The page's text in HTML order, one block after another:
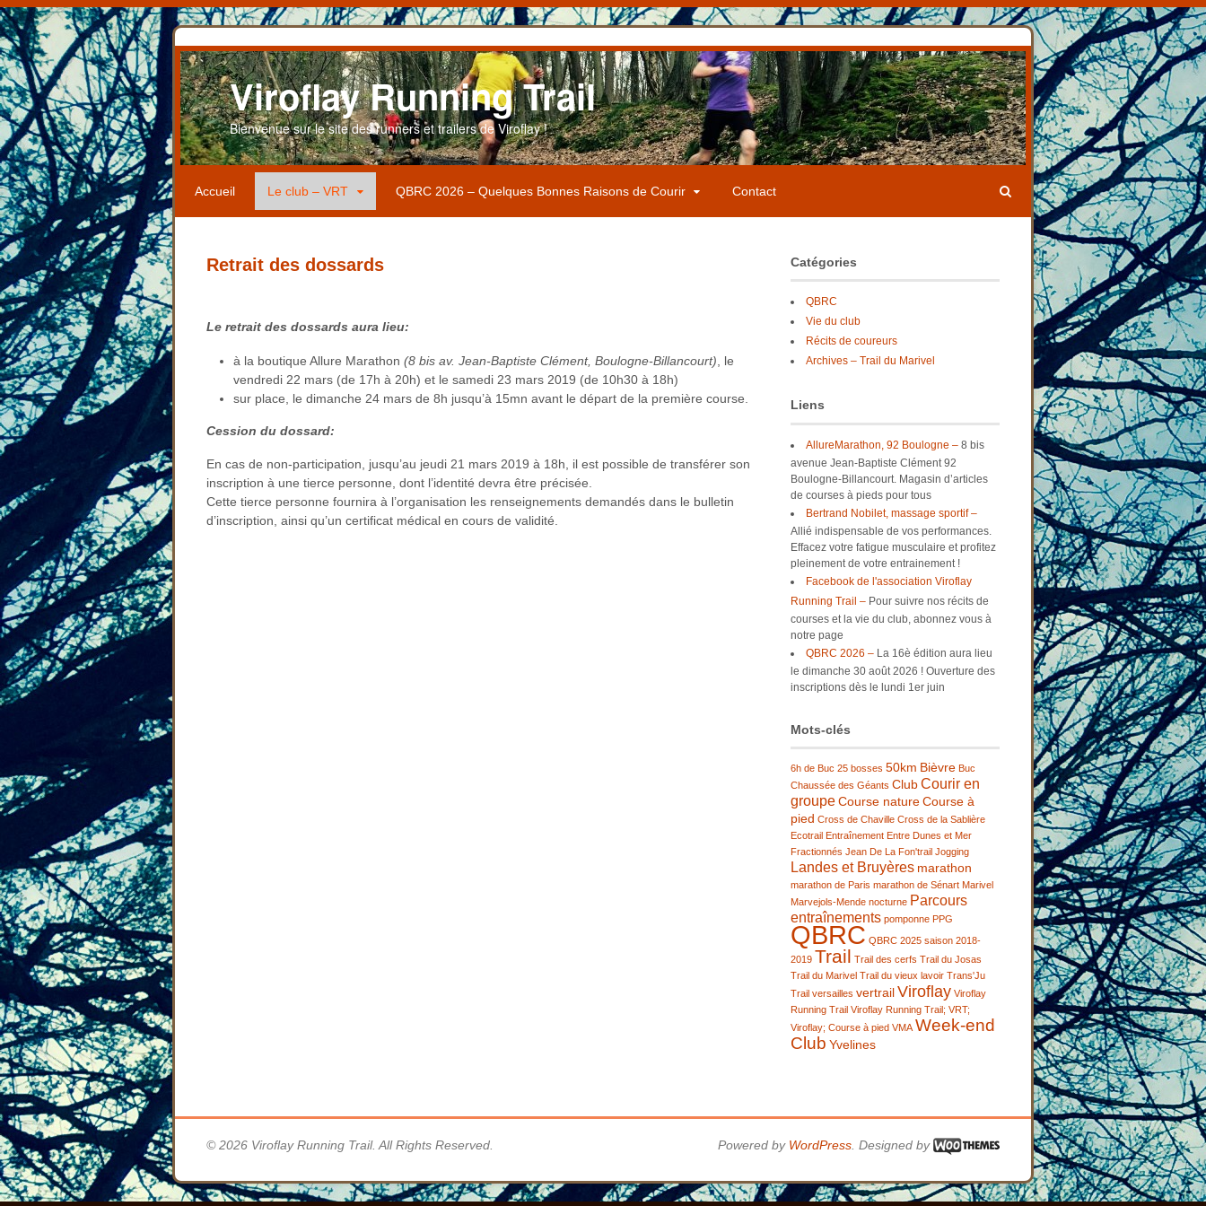
Viroflay Running Trail
Bienvenue sur le site des runners et trailers de Viroflay !
Accueil Le club – VRT QBRC 2026 – Quelques Bonnes Raisons de Courir Contact
Retrait des dossards
Le retrait des dossards aura lieu:
à la boutique Allure Marathon (8 bis av. Jean-Baptiste Clément, Boulogne-Billancourt) , le
vendredi 22 mars (de 17h à 20h) et le samedi 23 mars 2019 (de 10h30 à 18h)
sur place, le dimanche 24 mars de 8h jusqu’à 15mn avant le départ de la première course.
Cession du dossard:
En cas de non-participation, jusqu’au jeudi 21 mars 2019 à 18h, il est possible de transférer son
inscription à une tierce personne, dont l’identité devra être précisée.
Cette tierce personne fournira à l’organisation les renseignements demandés dans le bulletin
d’inscription, ainsi qu’un certificat médical en cours de validité.
Catégories
QBRC
Vie du club
Récits de coureurs
Archives – Trail du Marivel
Liens
AllureMarathon, 92 Boulogne –8 bis
avenue Jean-Baptiste Clément 92
Boulogne-Billancourt. Magasin d’articles
de courses à pieds pour tous
Bertrand Nobilet, massage sportif –
Allié indispensable de vos performances.
Effacez votre fatigue musculaire et profitez
pleinement de votre entrainement !
Facebook de l'association Viroflay
Running Trail –Pour suivre nos récits de
courses et la vie du club, abonnez vous à
notre page
QBRC 2026 –La 16è édition aura lieu
le dimanche 30 août 2026 ! Ouverture des
inscriptions dès le lundi 1er juin
Mots-clés
6h de Buc 25 bosses 50km Bièvre Buc
Chaussée des Géants Club Courir en
groupe Course nature Course à
pied Cross de Chaville Cross de la Sablière
Ecotrail Entraînement Entre Dunes et Mer
Fractionnés Jean De La Fon'trail Jogging
Landes et Bruyères marathon
marathon de Paris marathon de Sénart Marivel
Marvejols-Mende nocturne Parcours
entraînements pomponne PPG
QBRC QBRC 2025 saison 2018-
2019 Trail Trail des cerfs Trail du Josas
Trail du Marivel Trail du vieux lavoir Trans'Ju
Trail versailles vertrail Viroflay Viroflay
Running Trail Viroflay Running Trail; VRT;
Viroflay; Course à pied VMA Week-end
Club Yvelines
© 2026 Viroflay Running Trail. All Rights Reserved. Powered by WordPress . Designed by